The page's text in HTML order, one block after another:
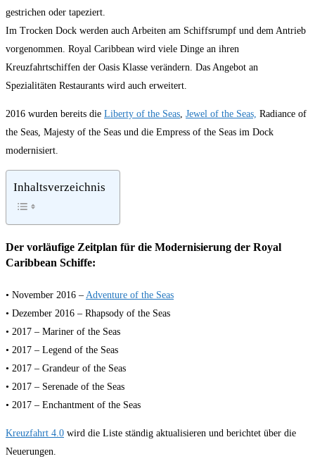
gestrichen oder tapeziert.
Im Trocken Dock werden auch Arbeiten am Schiffsrumpf und dem Antrieb
vorgenommen. Royal Caribbean wird viele Dinge an ihren
Kreuzfahrtschiffen der Oasis Klasse verändern. Das Angebot an
Spezialitäten Restaurants wird auch erweitert.
2016 wurden bereits die Liberty of the Seas, Jewel of the Seas, Radiance of
the Seas, Majesty of the Seas und die Empress of the Seas im Dock
modernisiert.
Inhaltsverzeichnis
Der vorläufige Zeitplan für die Modernisierung der Royal
Caribbean Schiffe:
• November 2016 – Adventure of the Seas
• Dezember 2016 – Rhapsody of the Seas
• 2017 – Mariner of the Seas
• 2017 – Legend of the Seas
• 2017 – Grandeur of the Seas
• 2017 – Serenade of the Seas
• 2017 – Enchantment of the Seas
Kreuzfahrt 4.0 wird die Liste ständig aktualisieren und berichtet über die
Neuerungen.